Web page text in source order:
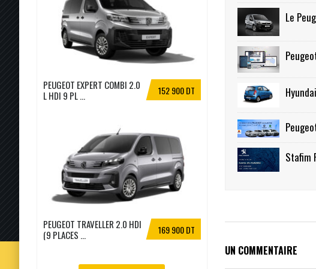
Le
Stafim
UN COMMENTAIRE
152 900 DT
PEUGEOT EXPERT COMBI 2.0
L HDI 9 PL ...
169 900 DT
PEUGEOT TRAVELLER 2.0 HDI
(9 PLACES ...